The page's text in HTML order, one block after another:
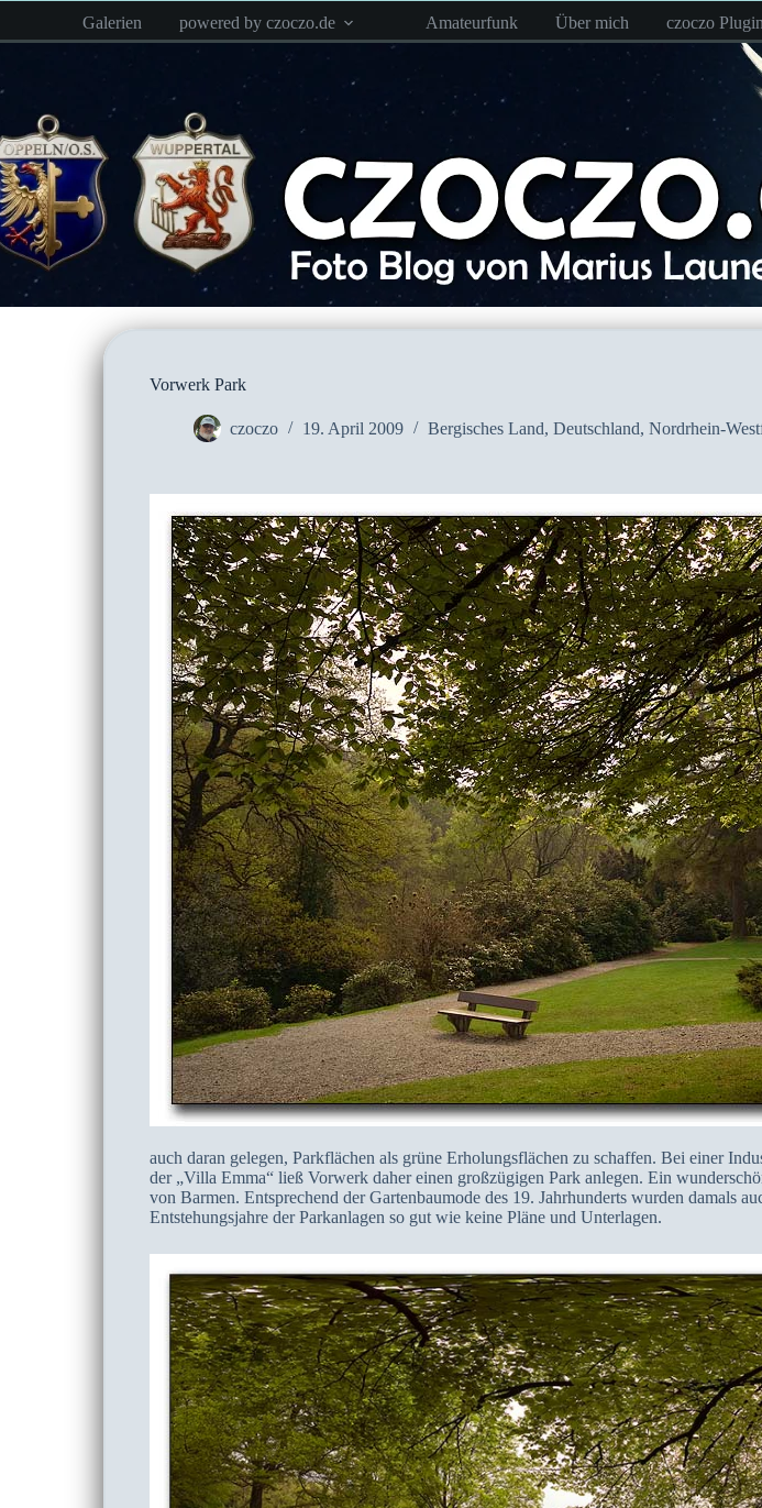
springen
Galerien powered by czoczo.de Amateurfunk Über mich czoczo Plugin
Vorwerk Park
czoczo 19. April 2009 Bergisches Land, Deutschland, Nordrhein-
auch daran gelegen, Parkflächen als grüne Erholungsflächen zu schaffen. Bei einer
der „Villa Emma“ ließ Vorwerk daher einen großzügigen Park anlegen. Ein
von Barmen. Entsprechend der Gartenbaumode des 19. Jahrhunderts wurden damals
Entstehungsjahre der Parkanlagen so gut wie keine Pläne und Unterlagen.